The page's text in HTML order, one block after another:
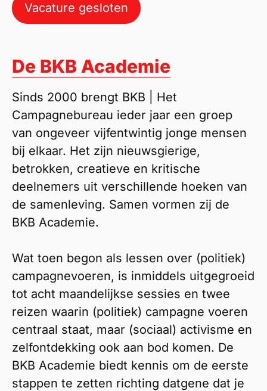
Vacature gesloten
De BKB Academie
Sinds 2000 brengt BKB | Het
Campagnebureau ieder jaar een groep
van ongeveer vijfentwintig jonge mensen
bij elkaar. Het zijn nieuwsgierige,
betrokken, creatieve en kritische
deelnemers uit verschillende hoeken van
de samenleving. Samen vormen zij de
BKB Academie.
Wat toen begon als lessen over (politiek)
campagnevoeren, is inmiddels uitgegroeid
tot acht maandelijkse sessies en twee
reizen waarin (politiek) campagne voeren
centraal staat, maar (sociaal) activisme en
zelfontdekking ook aan bod komen. De
BKB Academie biedt kennis om de eerste
stappen te zetten richting datgene dat je